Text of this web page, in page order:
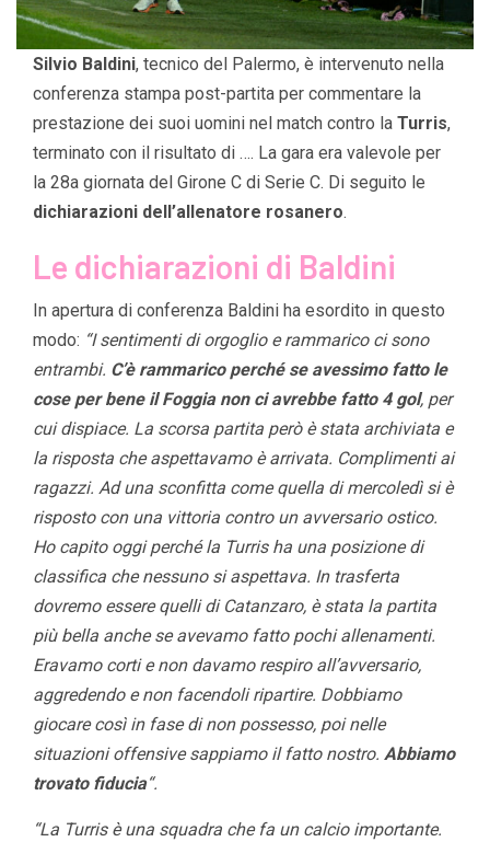
Silvio Baldini, tecnico del Palermo, è intervenuto nella
conferenza stampa post-partita per commentare la
prestazione dei suoi uomini nel match contro la Turris,
terminato con il risultato di …. La gara era valevole per
la 28a giornata del Girone C di Serie C. Di seguito le
dichiarazioni dell’allenatore rosanero.
Le dichiarazioni di Baldini
In apertura di conferenza Baldini ha esordito in questo
modo: “I sentimenti di orgoglio e rammarico ci sono
entrambi. C’è rammarico perché se avessimo fatto le
cose per bene il Foggia non ci avrebbe fatto 4 gol, per
cui dispiace. La scorsa partita però è stata archiviata e
la risposta che aspettavamo è arrivata. Complimenti ai
ragazzi. Ad una sconfitta come quella di mercoledì si è
risposto con una vittoria contro un avversario ostico.
Ho capito oggi perché la Turris ha una posizione di
classifica che nessuno si aspettava. In trasferta
dovremo essere quelli di Catanzaro, è stata la partita
più bella anche se avevamo fatto pochi allenamenti.
Eravamo corti e non davamo respiro all’avversario,
aggredendo e non facendoli ripartire. Dobbiamo
giocare così in fase di non possesso, poi nelle
situazioni offensive sappiamo il fatto nostro. Abbiamo
trovato fiducia“.
“La Turris è una squadra che fa un calcio importante.